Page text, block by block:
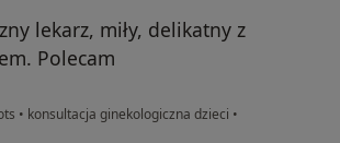
lekarz, miły, delikatny z
Polecam
• konsultacja ginekologiczna dzieci •